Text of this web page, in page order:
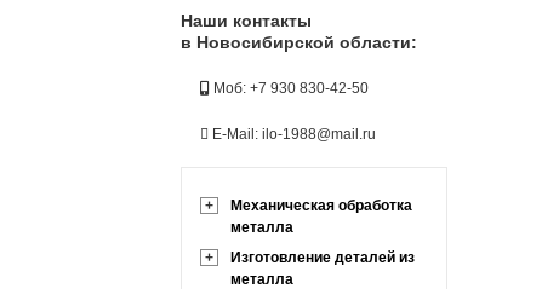
Наши контакты
в Новосибирской области:
Моб: +7 930 830-42-50
E-Mail: ilo-1988@mail.ru
+
Механическая обработка
металла
+
Изготовление деталей из
металла